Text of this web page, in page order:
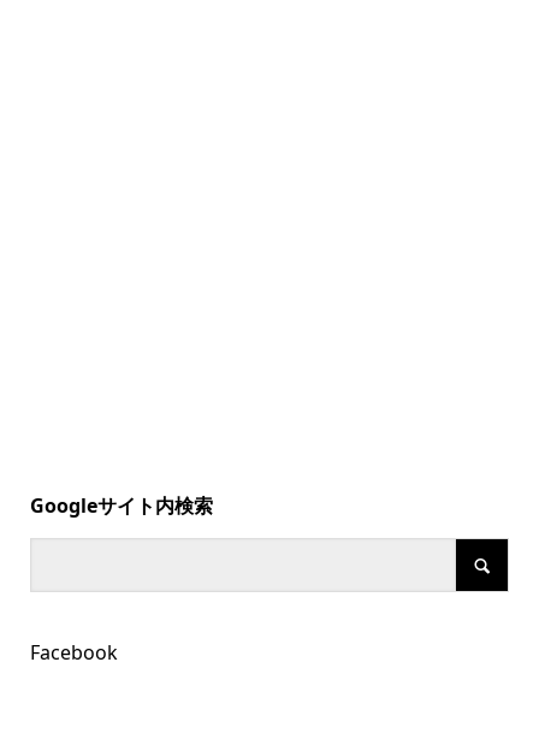
Googleサイト内検索
Facebook